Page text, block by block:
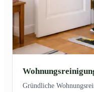
Gründliche